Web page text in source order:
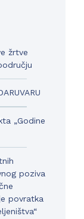
žrtve
„Godine
poziva
povratka